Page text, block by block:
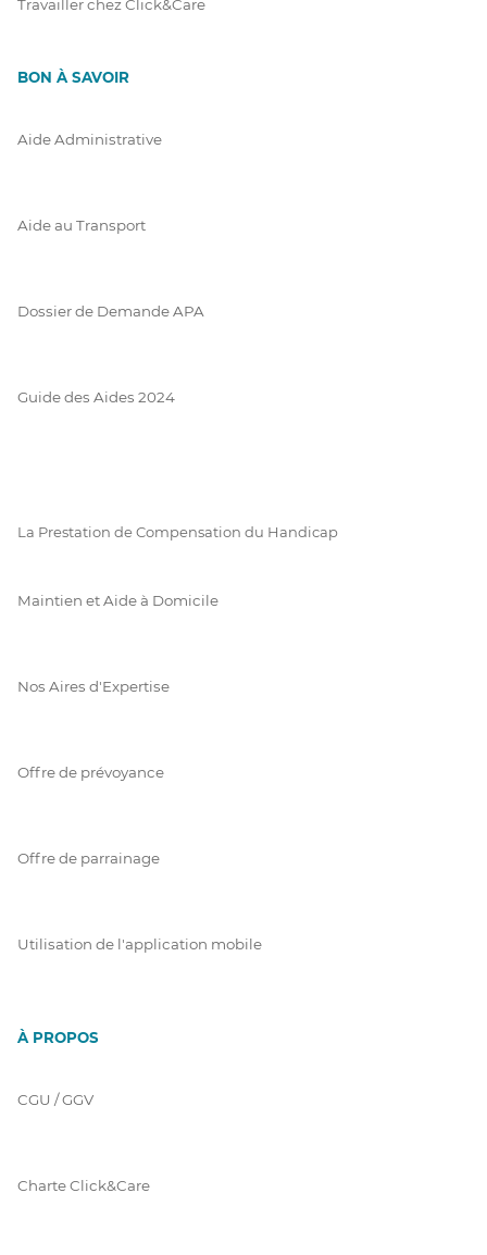
Travailler chez Click&Care
BON À SAVOIR
Aide Administrative
Aide au Transport
Dossier de Demande APA
Guide des Aides 2024
La Prestation de Compensation du Handicap
Maintien et Aide à Domicile
Nos Aires d'Expertise
Offre de prévoyance
Offre de parrainage
Utilisation de l'application mobile
À PROPOS
CGU / GGV
Charte Click&Care